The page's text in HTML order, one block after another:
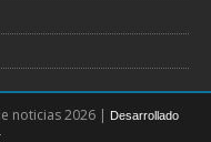
noticias 2026 |
Desarrollado